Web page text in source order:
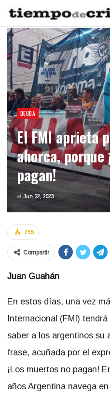
DEUDA
El FMI aprieta
ahorca, porque
pagan!
el Jun 22, 2023
755
Compartir
Juan Guahán
En estos días, una vez
Internacional (FMI)
saber a los argentinos su
frase, acuñada por el
¡Los muertos no pagan!
años Argentina navega